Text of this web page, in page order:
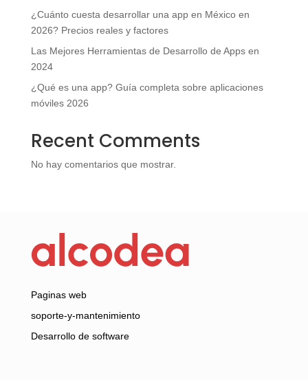
¿Cuánto cuesta desarrollar una app en México en
2026? Precios reales y factores
Las Mejores Herramientas de Desarrollo de Apps en
2024
¿Qué es una app? Guía completa sobre aplicaciones
móviles 2026
Recent Comments
No hay comentarios que mostrar.
Paginas web
soporte-y-mantenimiento
Desarrollo de software